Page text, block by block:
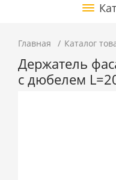
Главная Каталог
Держатель
с дюбелем